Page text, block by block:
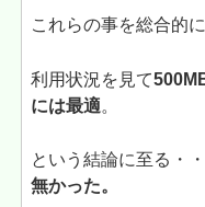
これらの事を総合的
利用状況を見て
には最適。
という結論に至る・
無かった。